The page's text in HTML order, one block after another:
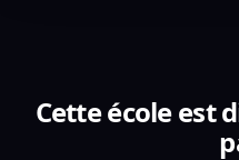
Cette école est